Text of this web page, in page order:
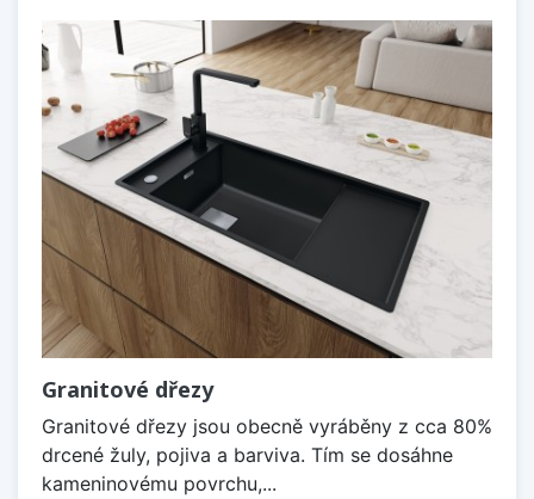
Granitové dřezy
Granitové dřezy jsou obecně vyráběny z cca 80%
drcené žuly, pojiva a barviva. Tím se dosáhne
kameninovému povrchu,...